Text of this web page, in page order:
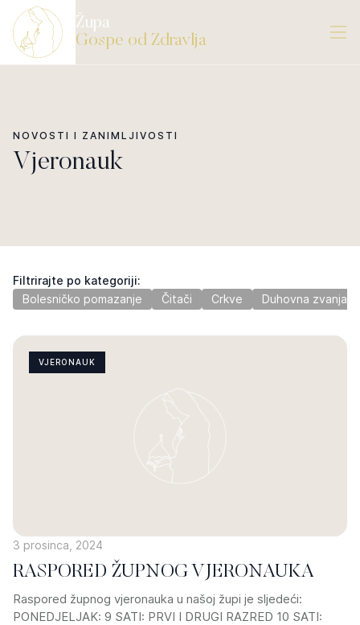
Župa
Gospe od Zdravlja
NOVOSTI I ZANIMLJIVOSTI
Vjeronauk
Filtrirajte po kategoriji:
Bolesničko pomazanje
Čitači Crkve Duhovna zvanja
VJERONAUK
3 prosinca, 2024
RASPORED ŽUPNOG VJERONAUKA
Raspored župnog vjeronauka u našoj župi je sljedeći:
PONEDJELJAK: 9 SATI: PRVI I DRUGI RAZRED 10 SATI: